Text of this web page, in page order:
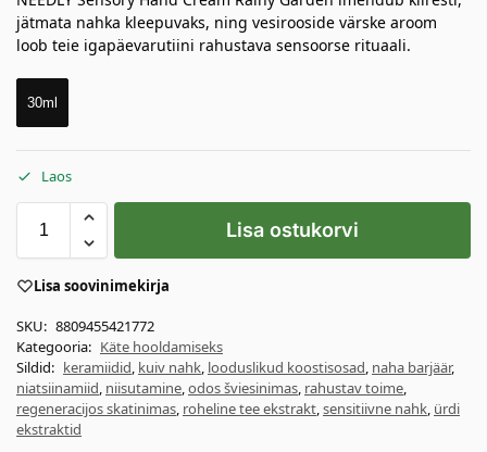
jätmata nahka kleepuvaks, ning vesirooside värske aroom
loob teie igapäevarutiini rahustava sensoorse rituaali.
30ml
Laos
Lisa ostukorvi
Lisa soovinimekirja
SKU: 8809455421772
Kategooria: Käte hooldamiseks
Sildid: keramiidid, kuiv nahk, looduslikud koostisosad, naha barjäär,
niatsiinamiid, niisutamine,odos šviesinimas, rahustav toime,
regeneracijos skatinimas, roheline tee ekstrakt,sensitiivne nahk, ürdi
ekstraktid